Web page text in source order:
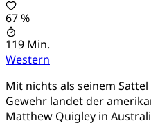
67 %
119 Min.
Western
Mit nichts als seinem
Gewehr landet der
Matthew Quigley in